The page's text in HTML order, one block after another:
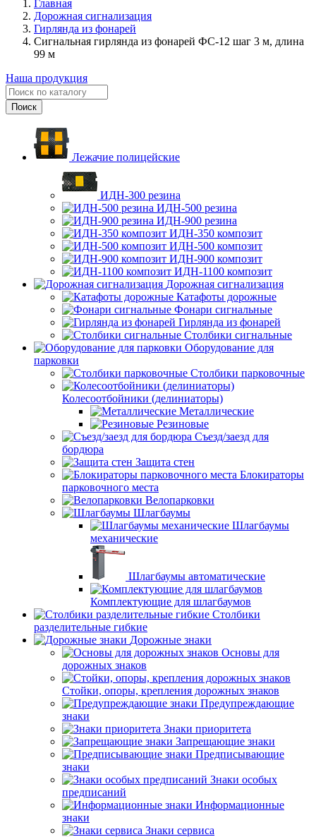
Главная
Дорожная сигнализация
Гирлянда из фонарей
Сигнальная гирлянда из фонарей ФС-12 шаг 3 м, длина
99 м
Наша продукция
Лежачие полицейские
ИДН-300 резина
ИДН-500 резина
ИДН-900 резина
ИДН-350 композит
ИДН-500 композит
ИДН-900 композит
ИДН-1100 композит
Дорожная сигнализация
Катафоты дорожные
Фонари сигнальные
Гирлянда из фонарей
Столбики сигнальные
Оборудование для
парковки
Столбики парковочные
Колесоотбойники (делиниаторы)
Металлические
Резиновые
Съезд/заезд для
бордюра
Защита стен
Блокираторы
парковочного места
Велопарковки
Шлагбаумы
Шлагбаумы
механические
Шлагбаумы автоматические
Комплектующие для шлагбаумов
Столбики
разделительные гибкие
Дорожные знаки
Основы для
дорожных знаков
Стойки, опоры, крепления дорожных знаков
Предупреждающие
знаки
Знаки приоритета
Запрещающие знаки
Предписывающие
знаки
Знаки особых
предписаний
Информационные
знаки
Знаки сервиса